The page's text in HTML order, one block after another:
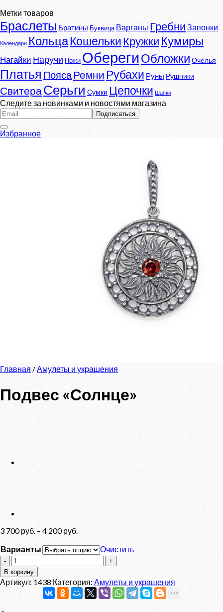
Метки товаров
Браслеты Братины Буквица Варганы Гребни Запонки
Календари КольцаКошелькиКружки Кумиры
Нагайки Наручи Ножи ОберегиОбложки Очелья
Платья ПоясаРемни Рубахи Руны Рушники
СвитераСерьги Сумки Цепочки Шапки
Следите за новинками и новостями магазина
Избранное
Главная /Амулеты и украшения
Подвес «Солнце»
3 700руб. – 4 200руб.
Варианты
Очистить
Количество
товара
Подвес
"Солнце"
В корзину
Артикул: 1438 Категория: Амулеты и украшения